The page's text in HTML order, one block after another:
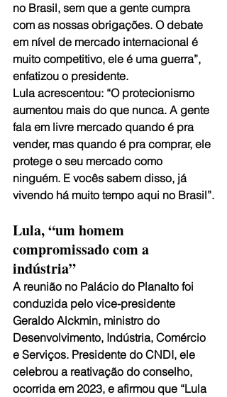
no Brasil, sem que a gente cumpra
com as nossas obrigações. O debate
em nível de mercado internacional é
muito competitivo, ele é uma guerra”,
enfatizou o presidente.
Lula acrescentou: “O protecionismo
aumentou mais do que nunca. A gente
fala em livre mercado quando é pra
vender, mas quando é pra comprar, ele
protege o seu mercado como
ninguém. E vocês sabem disso, já
vivendo há muito tempo aqui no Brasil”.
Lula, “um homem
compromissado com a
indústria”
A reunião no Palácio do Planalto foi
conduzida pelo vice-presidente
Geraldo Alckmin, ministro do
Desenvolvimento, Indústria, Comércio
e Serviços. Presidente do CNDI, ele
celebrou a reativação do conselho,
ocorrida em 2023, e afirmou que “Lula